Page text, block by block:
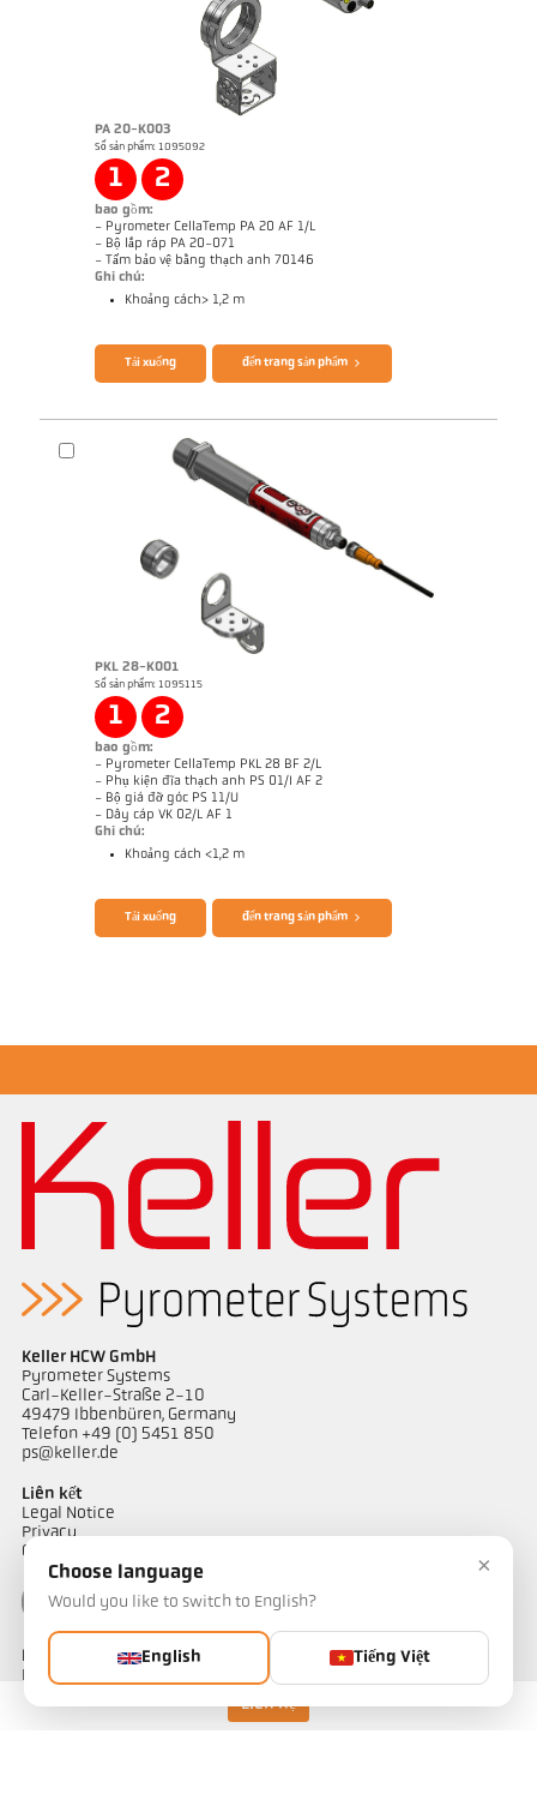
Liên hệ
PA 20-K003
Số sản phẩm: 1095092
1 2
bao gồm:
- Pyrometer CellaTemp PA 20 AF 1/L
- Bộ lắp ráp PA 20-071
- Tấm bảo vệ bằng thạch anh 70146
Ghi chú:
Khoảng cách> 1,2 m
Brochure CellaTemp PA
Tải xuống đến trang sản phẩm
PKL 28-K001
Số sản phẩm: 1095115
1 2
bao gồm:
- Pyrometer CellaTemp PKL 28 BF 2/L
- Phụ kiện đĩa thạch anh PS 01/I AF 2
- Bộ giá đỡ góc PS 11/U
- Dây cáp VK 02/L AF 1
Ghi chú:
Khoảng cách <1,2 m
Brochure CellaTemp PK PKF PKL
Bản vẻ PKL 28-K001
Tải xuống đến trang sản phẩm
Keller HCW GmbH
Pyrometer Systems
Carl-Keller-Straße 2-10
49479 Ibbenbüren, Germany
Telefon +49 (0) 5451 850
ps@keller.de
Liên kết
Legal Notice
Privacy
GTC
Liên hệ
Bạn có câu hỏi về các giải pháp đo nhiệt độ của chúng tôi? Đội ngũ
×
Choose language
Would you like to switch to English?
English Tiếng Việt